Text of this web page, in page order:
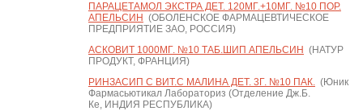
ПАРАЦЕТАМОЛ ЭКСТРА ДЕТ. 120МГ.+10МГ. №10 ПОР.
АПЕЛЬСИН (ОБОЛЕНСКОЕ ФАРМАЦЕВТИЧЕСКОЕ
ПРЕДПРИЯТИЕ ЗАО, РОССИЯ)
АСКОВИТ 1000МГ. №10 ТАБ.ШИП АПЕЛЬСИН (НАТУР
ПРОДУКТ, ФРАНЦИЯ)
РИНЗАСИП С ВИТ.С МАЛИНА ДЕТ. 3Г. №10 ПАК.(Юник
Фармасьютикал Лабораториз (Отделение Дж.Б.
Ке, ИНДИЯ РЕСПУБЛИКА)